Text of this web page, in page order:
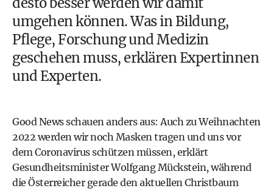
umgehen können. Was in Bildung,
Pflege, Forschung und Medizin
geschehen muss, erklären Expertinnen
und Experten.
Good News schauen anders aus: Auch zu Weihnachten
2022 werden wir noch Masken tragen und uns vor
dem Coronavirus schützen müssen, erklärt
GesundheitsministerWolfgang Mückstein, während
die Österreicher gerade den aktuellen Christbaum